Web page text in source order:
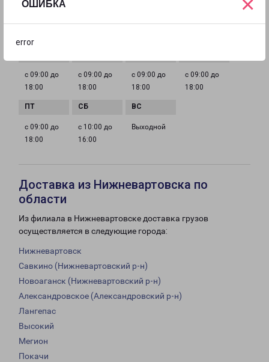
ОШИБКА
error
kurgan@pecom.ru
с 09:00 до
18:00
с 09:00 до
18:00
с 09:00 до
18:00
с 09:00 до
18:00
с 09:00 до
18:00
с 10:00 до
16:00
Выходной
Доставка из Нижневартовска по
области
Из филиала в Нижневартовске доставка грузов
осуществляется в следующие города:
Нижневартовск
Савкино (Нижневартовский р-н)
Новоаганск (Нижневартовский р-н)
Александровское (Александровский р-н)
Лангепас
Высокий
Мегион
Покачи